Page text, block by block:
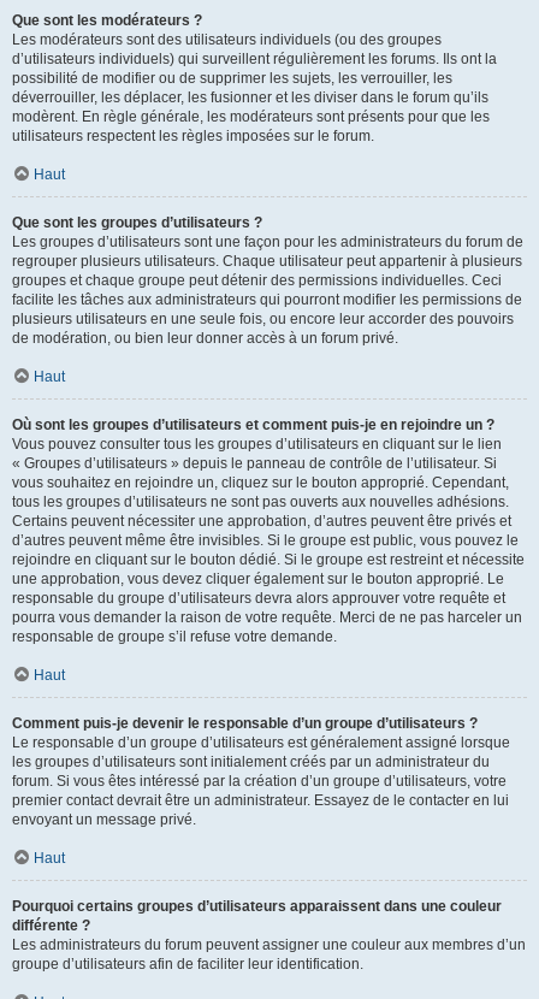
Que sont les modérateurs ?
Les modérateurs sont des utilisateurs individuels (ou des groupes
d’utilisateurs individuels) qui surveillent régulièrement les forums. Ils ont la
possibilité de modifier ou de supprimer les sujets, les verrouiller, les
déverrouiller, les déplacer, les fusionner et les diviser dans le forum qu’ils
modèrent. En règle générale, les modérateurs sont présents pour que les
utilisateurs respectent les règles imposées sur le forum.
Haut
Que sont les groupes d’utilisateurs ?
Les groupes d’utilisateurs sont une façon pour les administrateurs du forum de
regrouper plusieurs utilisateurs. Chaque utilisateur peut appartenir à plusieurs
groupes et chaque groupe peut détenir des permissions individuelles. Ceci
facilite les tâches aux administrateurs qui pourront modifier les permissions de
plusieurs utilisateurs en une seule fois, ou encore leur accorder des pouvoirs
de modération, ou bien leur donner accès à un forum privé.
Haut
Où sont les groupes d’utilisateurs et comment puis-je en rejoindre un ?
Vous pouvez consulter tous les groupes d’utilisateurs en cliquant sur le lien
« Groupes d’utilisateurs » depuis le panneau de contrôle de l’utilisateur. Si
vous souhaitez en rejoindre un, cliquez sur le bouton approprié. Cependant,
tous les groupes d’utilisateurs ne sont pas ouverts aux nouvelles adhésions.
Certains peuvent nécessiter une approbation, d’autres peuvent être privés et
d’autres peuvent même être invisibles. Si le groupe est public, vous pouvez le
rejoindre en cliquant sur le bouton dédié. Si le groupe est restreint et nécessite
une approbation, vous devez cliquer également sur le bouton approprié. Le
responsable du groupe d’utilisateurs devra alors approuver votre requête et
pourra vous demander la raison de votre requête. Merci de ne pas harceler un
responsable de groupe s’il refuse votre demande.
Haut
Comment puis-je devenir le responsable d’un groupe d’utilisateurs ?
Le responsable d’un groupe d’utilisateurs est généralement assigné lorsque
les groupes d’utilisateurs sont initialement créés par un administrateur du
forum. Si vous êtes intéressé par la création d’un groupe d’utilisateurs, votre
premier contact devrait être un administrateur. Essayez de le contacter en lui
envoyant un message privé.
Haut
Pourquoi certains groupes d’utilisateurs apparaissent dans une couleur
différente ?
Les administrateurs du forum peuvent assigner une couleur aux membres d’un
groupe d’utilisateurs afin de faciliter leur identification.